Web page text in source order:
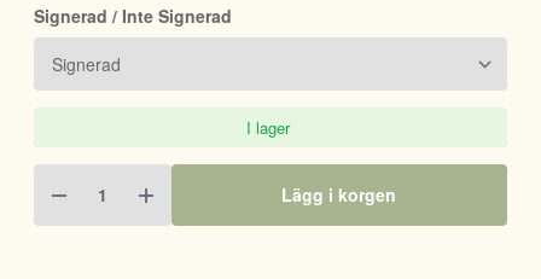
Signerad / Inte Signerad
I lager
Lägg i korgen